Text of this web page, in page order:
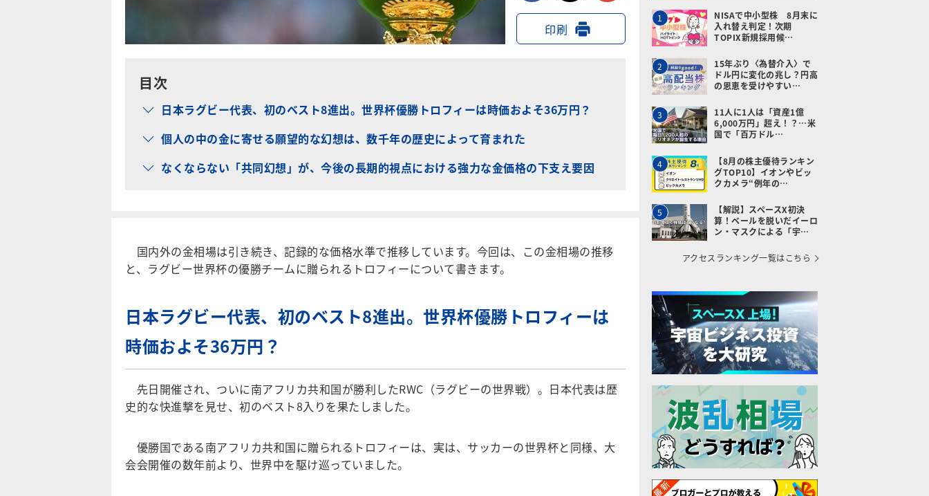
印刷
目次
日本ラグビー代表、初のベスト8進出。世界杯優勝トロフィーは時価およそ36万円？
個人の中の金に寄せる願望的な幻想は、数千年の歴史によって育まれた
なくならない「共同幻想」が、今後の長期的視点における強力な金価格の下支え要因
国内外の金相場は引き続き、記録的な価格水準で推移しています。今回は、この金相場の推移
と、ラグビー世界杯の優勝チームに贈られるトロフィーについて書きます。
日本ラグビー代表、初のベスト8進出。世界杯優勝トロフィーは
時価およそ36万円？
先日開催され、ついに南アフリカ共和国が勝利したRWC（ラグビーの世界戦）。日本代表は歴
史的な快進撃を見せ、初のベスト8入りを果たしました。
優勝国である南アフリカ共和国に贈られるトロフィーは、実は、サッカーの世界杯と同様、大
会会開催の数年前より、世界中を駆け巡っていました。
1
NISAで中小型株 8月末に
入れ替え判定！次期
TOPIX新規採用候…
2
15年ぶり〈為替介入〉で
ドル円に変化の兆し？円高
の恩恵を受けやすい…
3
11人に1人は「資産1億
6,000万円」超え！？…米
国で「百万ドル…
4
【8月の株主優待ランキン
グTOP10】イオンやビッ
クカメラ“例年の…
5
【解説】スペースX初決
算！ベールを脱いだイーロ
ン・マスクによる「宇…
アクセスランキング一覧はこちら